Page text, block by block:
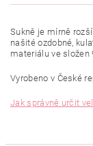
Sukně je mírně
našité ozdobné,
materiálu ve složen
Vyrobeno v České
Jak správně určit